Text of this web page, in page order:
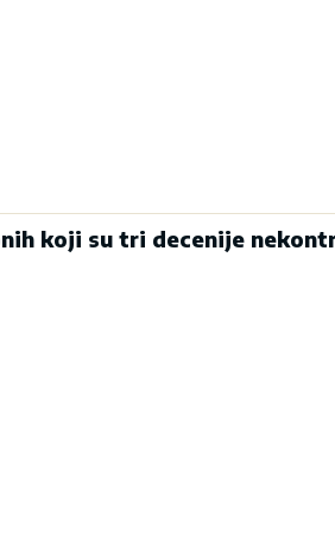
koji su tri decenije